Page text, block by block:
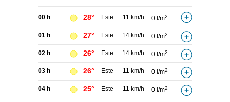
00 h 28° Este 11 km/h 0 l/m2
01 h 27° Este 14 km/h 0 l/m2
02 h 26° Este 14 km/h 0 l/m2
03 h 26° Este 11 km/h 0 l/m2
04 h 25° Este 11 km/h 0 l/m2